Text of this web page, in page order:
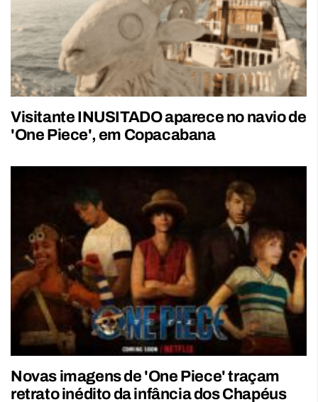
Visitante INUSITADO aparece no navio de
'One Piece', em Copacabana
Novas imagens de 'One Piece' traçam
retrato inédito da infância dos Chapéus